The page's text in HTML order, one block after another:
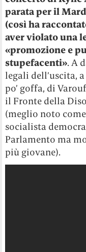
parata per il
(così ha
aver violato una
«promozione e
stupefacenti». A
legali dell’uscita,
po’ goffa, di
il Fronte della
(meglio noto
socialista
Parlamento ma
più giovane).